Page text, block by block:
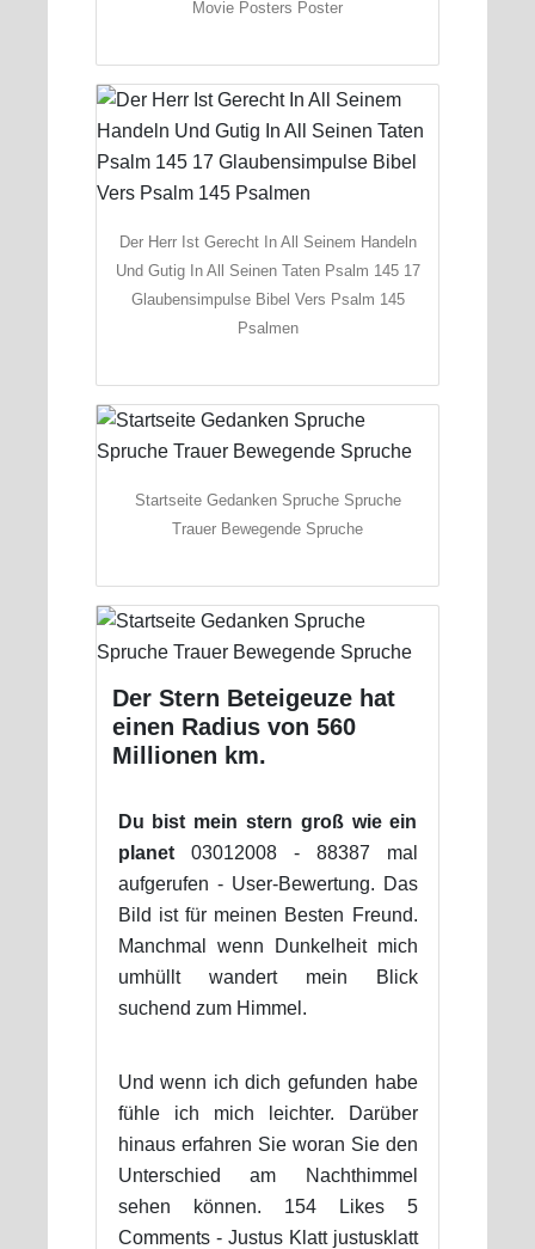
Movie Posters Poster
Der Herr Ist Gerecht In All Seinem Handeln
Und Gutig In All Seinen Taten Psalm 145 17
Glaubensimpulse Bibel Vers Psalm 145
Psalmen
Startseite Gedanken Spruche Spruche
Trauer Bewegende Spruche
Der Stern Beteigeuze hat
einen Radius von 560
Millionen km.
Du bist mein stern groß wie ein
planet03012008 - 88387 mal
aufgerufen - User-Bewertung. Das
Bild ist für meinen Besten Freund.
Manchmal wenn Dunkelheit mich
umhüllt wandert mein Blick
suchend zum Himmel.
Und wenn ich dich gefunden habe
fühle ich mich leichter. Darüber
hinaus erfahren Sie woran Sie den
Unterschied am Nachthimmel
sehen können. 154 Likes 5
Comments - Justus Klatt justusklatt